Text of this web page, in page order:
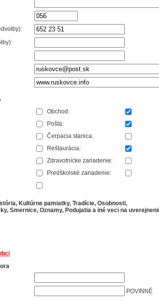
Obchod:
Pošta:
Čerpacia stanica:
Reštaurácia:
Zdravotnícke zariadenie:
Predškolské zariadenie:
Kultúrne pamiatky, Tradície, Osobnosti,
Smernice, Oznamy, Podujatia a iné veci na
POVINNÉ